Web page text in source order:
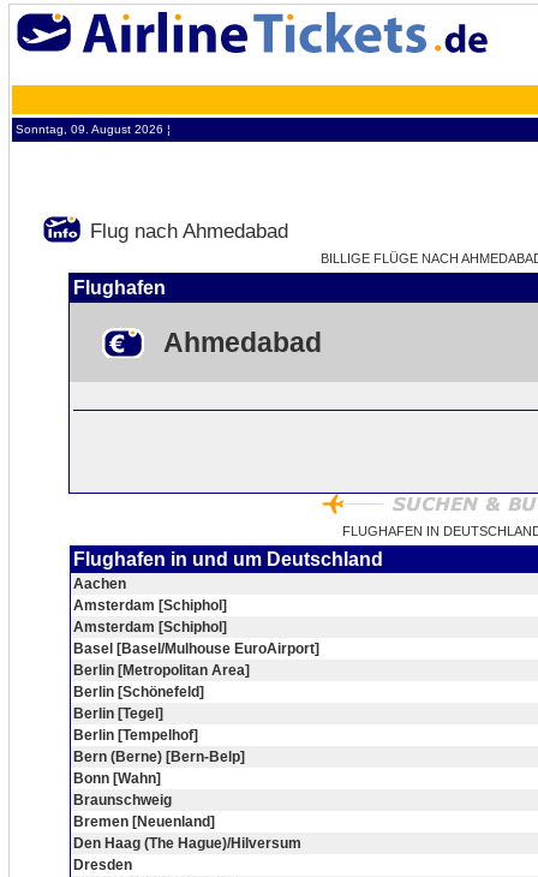
Sonntag, 09. August 2026 ¦
Flug nach Ahmedabad
BILLIGE FLÜGE NACH
Flughafen
Ahmedabad
FLUGHAFEN IN
Flughafen in und um Deutschland
Aachen
Amsterdam [Schiphol]
Amsterdam [Schiphol]
Basel [Basel/Mulhouse EuroAirport]
Berlin [Metropolitan Area]
Berlin [Schönefeld]
Berlin [Tegel]
Berlin [Tempelhof]
Bern (Berne) [Bern-Belp]
Bonn [Wahn]
Braunschweig
Bremen [Neuenland]
Den Haag (The Hague)/Hilversum
Dresden